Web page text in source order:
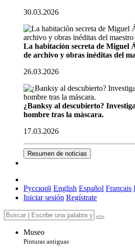
30.03.2026
La habitación secreta de Miguel
de archivo y obras inéditas del
26.03.2026
¿Banksy al descubierto?
hombre tras la máscara.
17.03.2026
Resumen de noticias
Русский English Español Français
Iniciar sesión Regístrate
Museo
Pinturas antiguas